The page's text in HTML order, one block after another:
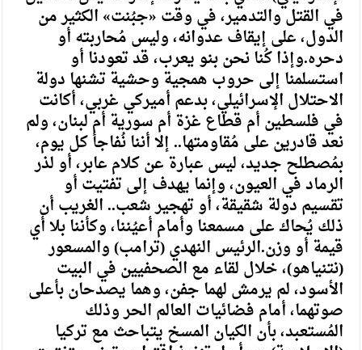
في القتل والتدمير، في وقت «جبُنت» الكثير من
الدول، على إيقاف عدوانه، وليس مُحاربته أو
دحره.وإذا كُنا نحن بنو يعرب، قد تعودنا أو
استسلمنا إلى حروب همجية وحشية تشنها دولة
الاحتلال الإسرائيلي، بدعم أميركي غربي، أكانت
في فلسطين أم قطاع غزة أم سورية أم لبنان، ولم
نعد قادرين على مُقاومتها.. إلا أننا نُفاجأ كل يوم،
بمُصطلح جديد، ليس عبارة عن كلام عابر، أو لذر
الرماد في العيون، وإنما يهدف إلى تفتيت أو
تقسيم دولة شقيقة، أو تهجير شعب.. الغريب أن
ذلك يُحاك على مسمعنا وأمام أعيُننا، وكأننا بلا أي
قيمة أو وزن.الرئيس النهدي (ترامب) والمسعور
(نتنياهو)، خلال لقاء مع الصحفيين في البيت
الأسود، لم يرمش لهما جفن، وهما يصدحان بأعلى
صوتهما، أمام فضائيات العالم الحر وذلك
المُستعبد، بأن الكيان المسخ يتباحث مع تركيا